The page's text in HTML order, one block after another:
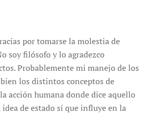
por tomarse la molestia de
soy filósofo y lo agradezco
Probablemente mi manejo de los
los distintos conceptos de
acción humana donde dice aquello
de estado sí que influye en la